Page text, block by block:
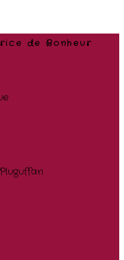
de Bonheur